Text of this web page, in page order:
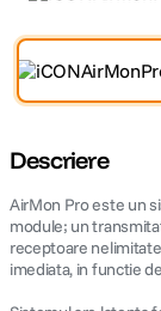
3. trepied
6. lavaliera
Descriere
AirMon Pro este un
module; un
receptoare
imediata, in functie